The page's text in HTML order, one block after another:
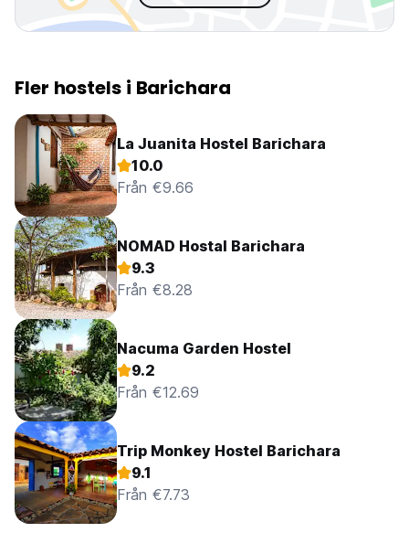
Fler hostels i Barichara
La Juanita Hostel Barichara
10.0
Från €9.66
NOMAD Hostal Barichara
9.3
Från €8.28
Nacuma Garden Hostel
9.2
Från €12.69
Trip Monkey Hostel Barichara
9.1
Från €7.73